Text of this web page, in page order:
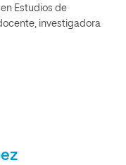
Estudios de
investigadora